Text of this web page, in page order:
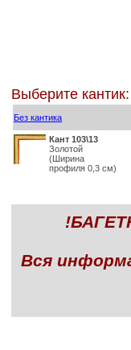
Выберите кантик:
Без кантика
Кант 103\13
Золотой
(Ширина
профиля 0,3 см)
Вся